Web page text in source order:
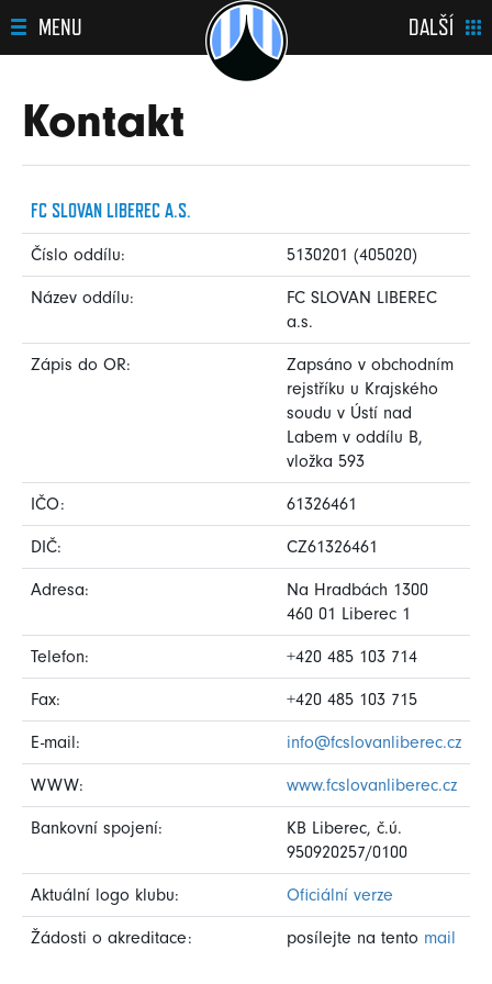
MENU DALŠÍ
Kontakt
FC SLOVAN LIBEREC A.S.
Číslo oddílu: 5130201 (405020)
Název oddílu:
FC SLOVAN LIBEREC
a.s.
Zápis do OR:
Zapsáno v obchodním
rejstříku u Krajského
soudu v Ústí nad
Labem v oddílu B,
vložka 593
IČO: 61326461
DIČ: CZ61326461
Adresa:
Na Hradbách 1300
460 01 Liberec 1
Telefon: +420 485 103 714
Fax: +420 485 103 715
E-mail: info@fcslovanliberec.cz
WWW: www.fcslovanliberec.cz
Bankovní spojení:
KB Liberec, č.ú.
950920257/0100
Aktuální logo klubu: Oficiální verze
Žádosti o akreditace: posílejte na tento mail